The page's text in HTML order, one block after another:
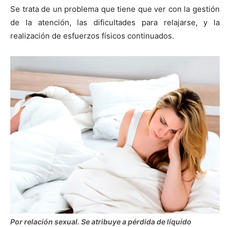
Se trata de un problema que tiene que ver con la gestión
de la atención, las dificultades para relajarse, y la
realización de esfuerzos físicos continuados.
Por relación sexual. Se atribuye a pérdida de líquido